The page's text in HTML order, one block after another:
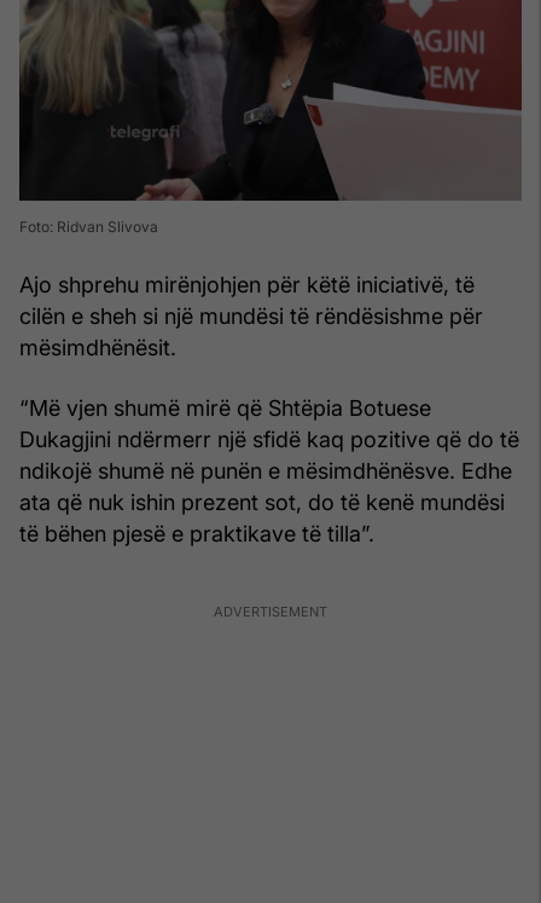
Foto: Ridvan Slivova
Ajo shprehu mirënjohjen për këtë iniciativë, të
cilën e sheh si një mundësi të rëndësishme për
mësimdhënësit.
“Më vjen shumë mirë që Shtëpia Botuese
Dukagjini ndërmerr një sfidë kaq pozitive që do të
ndikojë shumë në punën e mësimdhënësve. Edhe
ata që nuk ishin prezent sot, do të kenë mundësi
të bëhen pjesë e praktikave të tilla”.